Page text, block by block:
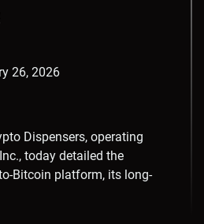
26, 2026
Dispensers, operating
today detailed the
Bitcoin platform, its long-